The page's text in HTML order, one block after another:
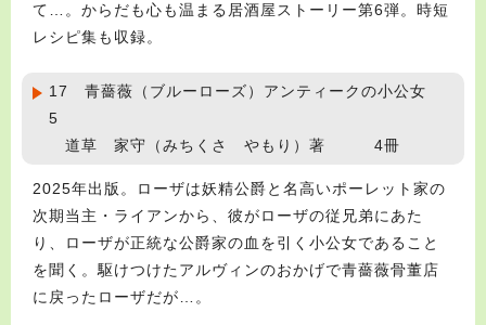
て…。からだも心も温まる居酒屋ストーリー第6弾。時短
レシピ集も収録。
17 青薔薇（ブルーローズ）アンティークの小公女
5
道草 家守（みちくさ やもり）著 4冊
2025年出版。ローザは妖精公爵と名高いポーレット家の
次期当主・ライアンから、彼がローザの従兄弟にあた
り、ローザが正統な公爵家の血を引く小公女であること
を聞く。駆けつけたアルヴィンのおかげで青薔薇骨董店
に戻ったローザだが…。